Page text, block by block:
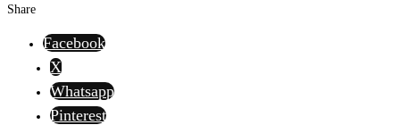
Share
Facebook
X
Whatsapp
Pinterest